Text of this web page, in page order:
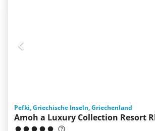
Pefki, Griechische Inseln, Griechenland
Amoh a Luxury Collection Resort